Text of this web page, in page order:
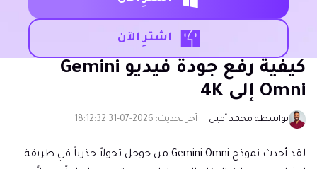
اشترِ الآن
كيفية رفع جودة فيديو Gemini
Omni إلى 4K
بواسطة محمد أمين آخر تحديث: 2026-07-31 18:12:32
لقد أحدث نموذج Gemini Omni من جوجل تحولاً جذرياً في طريقة